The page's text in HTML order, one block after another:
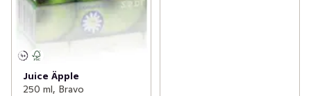
Juice Äpple
250 ml, Bravo